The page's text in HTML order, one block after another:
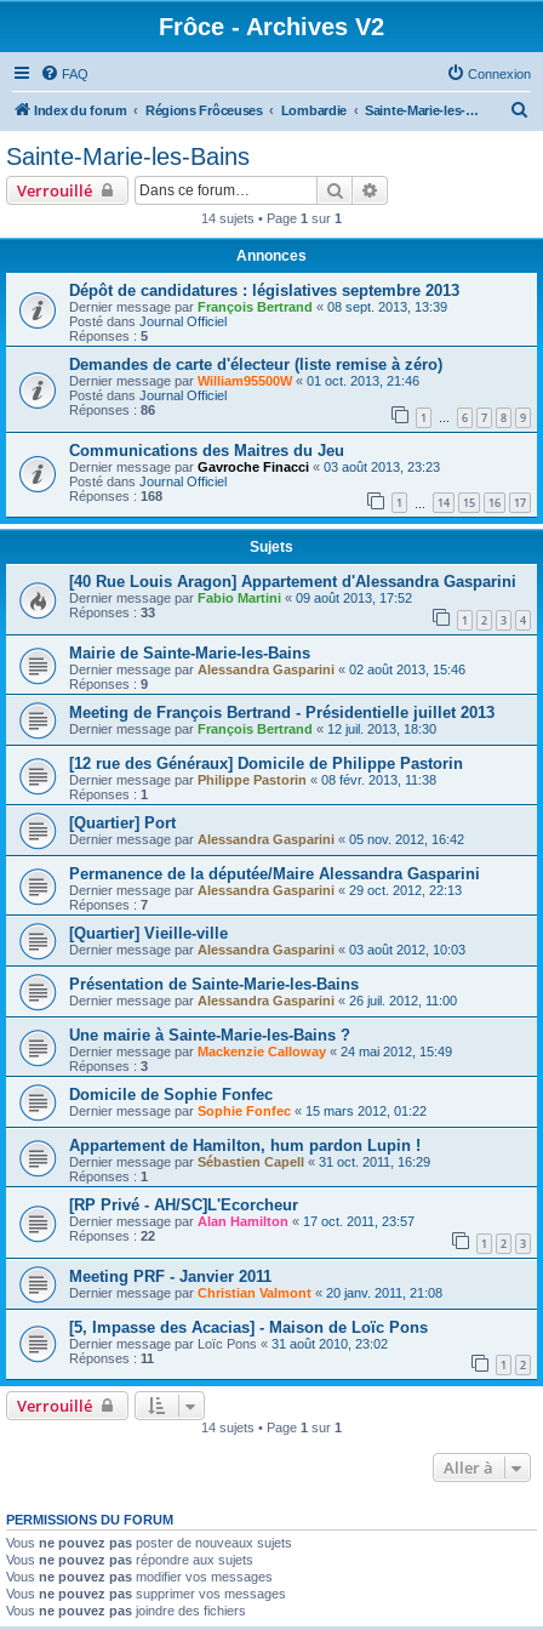
Frôce - Archives V2
FAQ Connexion
Index du forum Régions Frôceuses Lombardie Sainte-Marie-les-Bains
Sainte-Marie-les-Bains
Verrouillé Rechercher
14 sujets • Page 1 sur 1
Annonces
Dépôt de candidatures : législatives septembre 2013
Dernier message par François Bertrand « 08 sept. 2013, 13:39
Posté dans Journal Officiel
Réponses : 5
Demandes de carte d'électeur (liste remise à zéro)
Dernier message par William95500W« 01 oct. 2013, 21:46
Posté dans Journal Officiel
Réponses : 86 1 … 6 7 8 9
Communications des Maitres du Jeu
Dernier message par Gavroche Finacci « 03 août 2013, 23:23
Posté dans Journal Officiel
Réponses : 168 1 14 15 16 17
Sujets
[40 Rue Louis Aragon] Appartement d'Alessandra Gasparini
Dernier message par Fabio Martini « 09 août 2013, 17:52
Réponses : 33 1 2 3 4
Mairie de Sainte-Marie-les-Bains
Dernier message par Alessandra Gasparini « 02 août 2013, 15:46
Réponses : 9
Meeting de François Bertrand - Présidentielle juillet 2013
Dernier message par François Bertrand « 12 juil. 2013, 18:30
[12 rue des Généraux] Domicile de Philippe Pastorin
Dernier message par Philippe Pastorin « 08 févr. 2013, 11:38
Réponses : 1
[Quartier] Port
Dernier message par Alessandra Gasparini « 05 nov. 2012, 16:42
Permanence de la députée/Maire Alessandra Gasparini
Dernier message par Alessandra Gasparini « 29 oct. 2012, 22:13
Réponses : 7
[Quartier] Vieille-ville
Dernier message par Alessandra Gasparini « 03 août 2012, 10:03
Présentation de Sainte-Marie-les-Bains
Dernier message par Alessandra Gasparini « 26 juil. 2012, 11:00
Une mairie à Sainte-Marie-les-Bains ?
Dernier message par Mackenzie Calloway « 24 mai 2012, 15:49
Réponses : 3
Domicile de Sophie Fonfec
Dernier message par Sophie Fonfec « 15 mars 2012, 01:22
Appartement de Hamilton, hum pardon Lupin !
Dernier message par Sébastien Capell « 31 oct. 2011, 16:29
Réponses : 1
[RP Privé - AH/SC]L'Ecorcheur
Dernier message par Alan Hamilton « 17 oct. 2011, 23:57
Réponses : 22 1 2 3
Meeting PRF - Janvier 2011
Dernier message par Christian Valmont « 20 janv. 2011, 21:08
[5, Impasse des Acacias] - Maison de Loïc Pons
Dernier message par Loïc Pons « 31 août 2010, 23:02
Réponses : 11 1 2
Verrouillé
14 sujets • Page 1 sur 1
Aller à
PERMISSIONS DU FORUM
Vous ne pouvez pas poster de nouveaux sujets
Vous ne pouvez pas répondre aux sujets
Vous ne pouvez pas modifier vos messages
Vous ne pouvez pas supprimer vos messages
Vous ne pouvez pas joindre des fichiers